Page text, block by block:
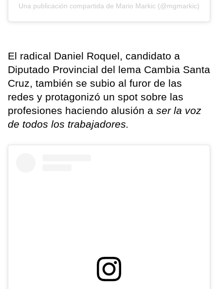
Una publicación compartida de Mario Markic (@mgmarkic)
El radical Daniel Roquel, candidato a
Diputado Provincial del lema Cambia Santa
Cruz, también se subio al furor de las
redes y protagonizó un spot sobre las
profesiones haciendo alusión a ser la voz
de todos los trabajadores.